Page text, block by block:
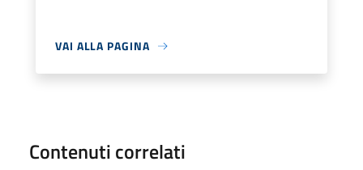
VAI ALLA PAGINA
Contenuti correlati